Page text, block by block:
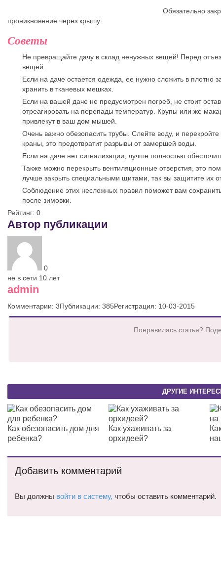
Обязательно
проникновение через крышу.
Советы
Не превращайте дачу в склад ненужных вещей! Перед
вещей.
Если на даче остается одежда, ее нужно сложить в
хранить в тканевых мешках.
Если на вашей даче не предусмотрен погреб, не стоит
отреагировать на перепады температур. Крупы или же
привлекут в ваш дом мышей.
Очень важно обезопасить трубы. Слейте воду, и
краны, это предотвратит разрывы от замершей воды.
Если на даче нет сигнализации, лучше полностью
Также можно перекрыть вентиляционные отверстия, это
лучше закрыть специальными щитами, так вы защитите их
Соблюдение этих несложных правил поможет вам
после зимовки.
Рейтинг: 0
Автор публикации
0
не в сети 10 лет
admin
Комментарии: 3Публикации: 385Регистрация: 10-03-2015
Понравилась статья?
ДРУГИЕ
Как обезопасить дом для
ребенка?
Как ухаживать за
орхидеей?
Добавить комментарий
Вы должны войти в систему, чтобы оставить комментарий.